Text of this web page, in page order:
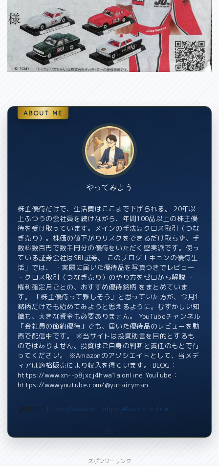
ABOUT ME
やってみよう
株主優待だけで、生活費はここまで下げられる。 20年以
上ふつうの会社員を続けながら、年間100品以上の株主優
待を受け取っています。メインの手法はクロス取引（つな
ぎ売り）。株価の値下がりリスクをできるだけ取らず、手
数料数百円で数千円分の優待をいただく堅実派です。使っ
ている証券会社はSBI証券。 このブログ「キョンの優待生
活」では、 ・実際に届いた優待品を写真つきでレビュー
・クロス取引（つなぎ売り）のやり方をゼロから解説 ・
権利確定月ごとの、おすすめ優待銘柄 をまとめていま
す。 「株主優待って難しそう」と思っていた方が、今月1
銘柄だけでも始めてみようと思えるように。むずかしい知
識も、大きな資金も必要ありません。 YouTubeチャンネル
「会社員の節約優待」でも、届いた優待品のレビューを動
画で配信中です。 ※当サイトは投資助言を目的とするも
のではありません。投資はご自身の判断と責任のもとで行
ってください。 ※Amazonのアソシエイトとして、当メデ
ィアは適格販売により収入を得ています。 BLOG：
https://www.xn--p8jxcj4hwa1a.online YouTube：
https://www.youtube.com/@yutairyman
BLOG： https://www.xn--p8jxcj4hwa1a.online
スポンサーリンク